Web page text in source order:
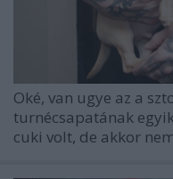
Oké, van ugye az a
turnécsapatának
cuki volt, de akkor